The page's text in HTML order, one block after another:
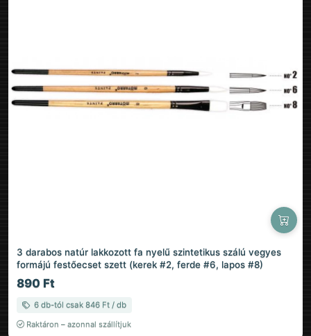
3 darabos natúr lakkozott fa nyelű szintetikus szálú vegyes
formájú festőecset szett (kerek #2, ferde #6, lapos #8)
890 Ft
6 db-tól csak 846 Ft / db
Raktáron – azonnal szállítjuk